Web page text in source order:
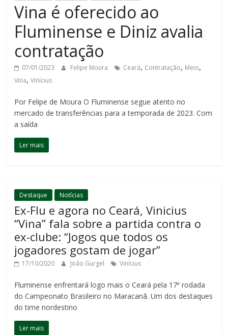
Vina é oferecido ao
Fluminense e Diniz avalia
contratação
07/01/2023 Felipe Moura Ceará, Contratação, Meio,
Vina,Vinícius
Por Felipe de Moura O Fluminense segue atento no
mercado de transferências para a temporada de 2023. Com
a saída
Ler mais
Destaque Notícias
Ex-Flu e agora no Ceará, Vinicius
“Vina” fala sobre a partida contra o
ex-clube: “Jogos que todos os
jogadores gostam de jogar”
17/10/2020 João Gurgel Vinícius
Fluminense enfrentará logo mais o Ceará pela 17ª rodada
do Campeonato Brasileiro no Maracanã. Um dos destaques
do time nordestino
Ler mais